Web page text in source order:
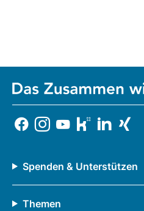
Spenden & Unterstützen
Themen